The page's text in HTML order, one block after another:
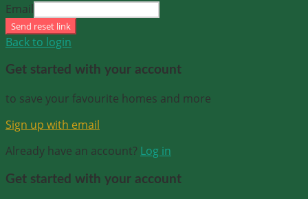
Email
Send reset link
Back to login
Get started with your account
to save your favourite homes and more
Sign up with email
Already have an account? Log in
Get started with your account